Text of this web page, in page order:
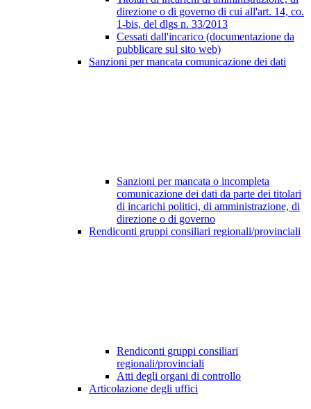
direzione o di governo di cui all'art. 14, co.
1-bis, del dlgs n. 33/2013
Cessati dall'incarico (documentazione da
pubblicare sul sito web)
Sanzioni per mancata comunicazione dei dati
Sanzioni per mancata o incompleta
comunicazione dei dati da parte dei titolari
di incarichi politici, di amministrazione, di
direzione o di governo
Rendiconti gruppi consiliari regionali/provinciali
Rendiconti gruppi consiliari
regionali/provinciali
Atti degli organi di controllo
Articolazione degli uffici